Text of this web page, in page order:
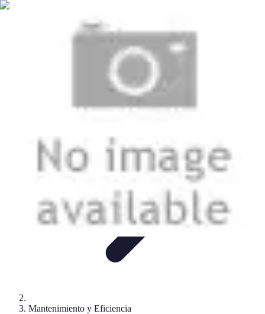
Soluciones Solares
Evaluación y Financiamiento
de Sistemas SolaresBeneficios y Ahorro
Mantenimiento y Eficiencia